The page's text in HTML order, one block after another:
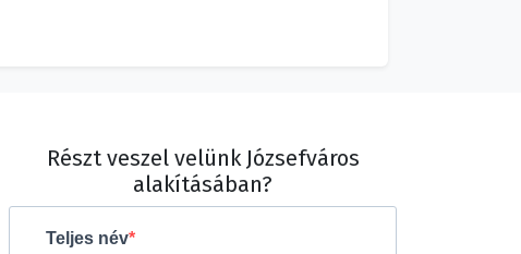
Részt veszel velünk Józsefváros
alakításában?
Teljes név